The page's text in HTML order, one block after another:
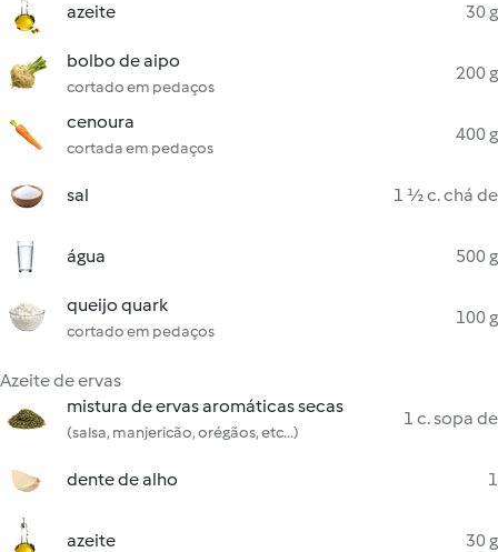
azeite 30 g
bolbo de aipo
cortado em pedaços
200 g
cenoura
cortada em pedaços
400 g
sal 1 ½ c. chá de
água 500 g
queijo quark
cortado em pedaços
100 g
Azeite de ervas
mistura de ervas aromáticas secas
(salsa, manjericão, orégãos, etc...)
1 c. sopa de
dente de alho 1
azeite 30 g